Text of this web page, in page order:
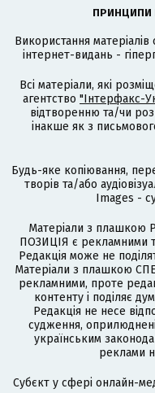
ПРИНЦИПИ
Використання
інтернет-видань -
Всі матеріали, які
агентство "Інтерфакс-
відтворенню та/чи
інакше як з
Будь-яке копіювання,
творів та/або
Images -
Матеріали з плашкою
ПОЗИЦІЯ є рекламними
Редакція може не
Матеріали з плашкою
рекламними, проте
контенту і поділяє
Редакція не несе
судження,
українським
реклами
Cубєкт у сфері онлайн-